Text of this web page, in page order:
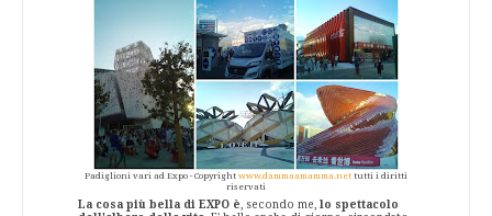
Padiglioni vari ad Expo - Copyright www.dammaamamma.net tutti i diritti
riservati
La cosa più bella di EXPO è, secondo me, lo spettacolo